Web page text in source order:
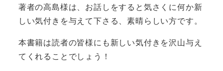
著者の高島様は、お話しをすると気さくに何か新
しい気付きを与えて下さる、素晴らしい方です。
本書籍は読者の皆様にも新しい気付きを沢山与え
てくれることでしょう！